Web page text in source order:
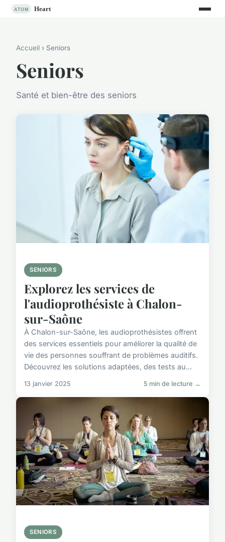
Accueil › Seniors
Seniors
Santé et bien-être des seniors
SENIORS
Explorez les services de
l'audioprothésiste à Chalon-
sur-Saône
À Chalon-sur-Saône, les audioprothésistes offrent
des services essentiels pour améliorer la qualité de
vie des personnes souffrant de problèmes auditifs.
Découvrez les solutions adaptées, des tests au...
13 janvier 2025 5 min de lecture →
SENIORS